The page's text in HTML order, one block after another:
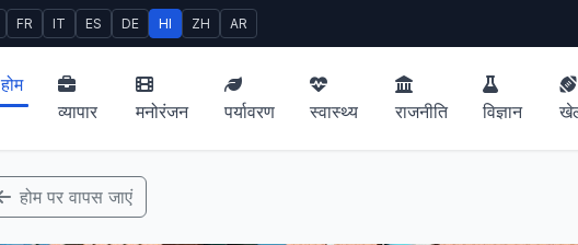
FR IT ES DE HI ZH AR
होम
व्यापार
मनोरंजन पर्यावरण स्वास्थ्य राजनीति विज्ञान
होम पर वापस जाएं